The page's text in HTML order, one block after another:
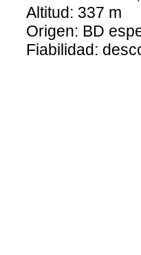
Altitud: 337 m
Origen: BD
Fiabilidad: